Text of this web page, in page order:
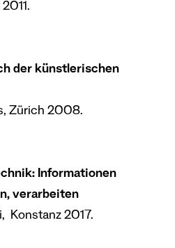
der künstlerischen
Zürich 2008.
Informationen
verarbeiten
Konstanz 2017.